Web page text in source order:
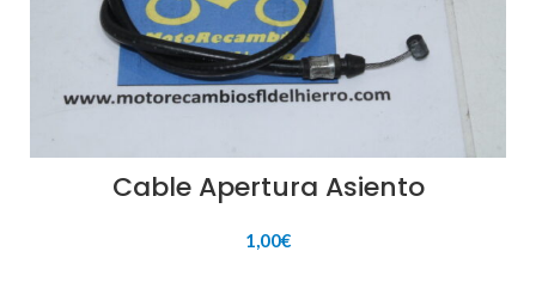
Cable Apertura Asiento
1,00€